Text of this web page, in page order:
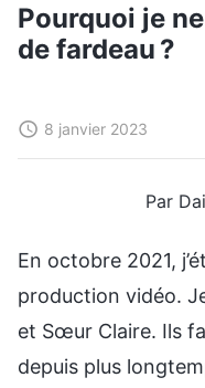
Pourquoi je
de fardeau ?
8 janvier 2023
Par
En octobre 2021,
production vidéo.
et Sœur Claire. Ils
depuis plus